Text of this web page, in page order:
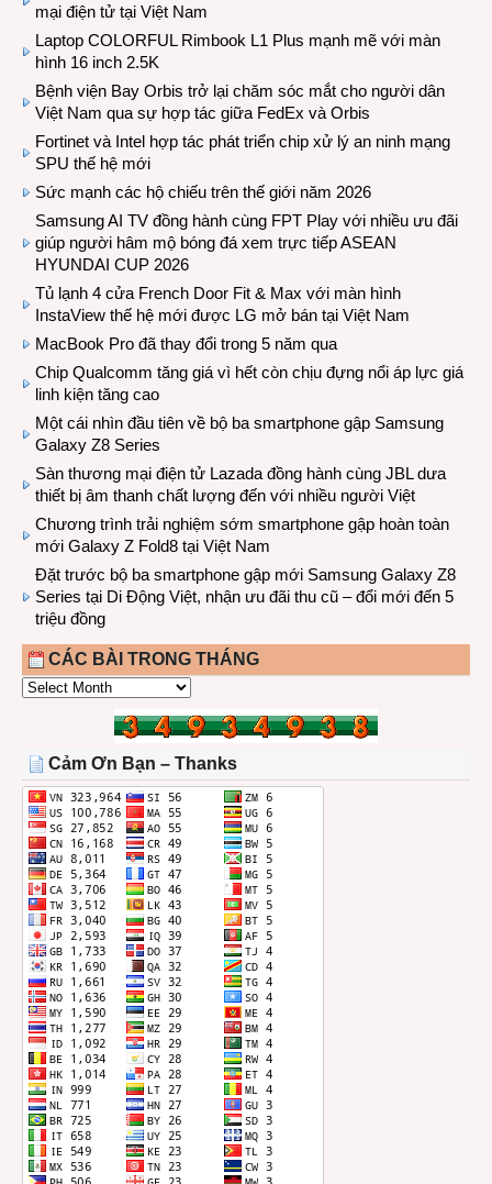
mại điện tử tại Việt Nam
Laptop COLORFUL Rimbook L1 Plus mạnh mẽ với màn
hình 16 inch 2.5K
Bệnh viện Bay Orbis trở lại chăm sóc mắt cho người dân
Việt Nam qua sự hợp tác giữa FedEx và Orbis
Fortinet và Intel hợp tác phát triển chip xử lý an ninh mạng
SPU thế hệ mới
Sức mạnh các hộ chiếu trên thế giới năm 2026
Samsung AI TV đồng hành cùng FPT Play với nhiều ưu đãi
giúp người hâm mộ bóng đá xem trực tiếp ASEAN
HYUNDAI CUP 2026
Tủ lạnh 4 cửa French Door Fit & Max với màn hình
InstaView thế hệ mới được LG mở bán tại Việt Nam
MacBook Pro đã thay đổi trong 5 năm qua
Chip Qualcomm tăng giá vì hết còn chịu đựng nổi áp lực giá
linh kiện tăng cao
Một cái nhìn đầu tiên về bộ ba smartphone gập Samsung
Galaxy Z8 Series
Sàn thương mại điện tử Lazada đồng hành cùng JBL dưa
thiết bị âm thanh chất lượng đến với nhiều người Việt
Chương trình trải nghiệm sớm smartphone gập hoàn toàn
mới Galaxy Z Fold8 tại Việt Nam
Đặt trước bộ ba smartphone gập mới Samsung Galaxy Z8
Series tại Di Động Việt, nhận ưu đãi thu cũ – đổi mới đến 5
triệu đồng
CÁC BÀI TRONG THÁNG
CÁC
THÁNG
Cảm Ơn Bạn – Thanks